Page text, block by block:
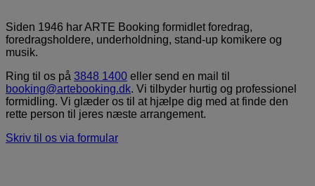
Siden 1946 har ARTE Booking formidlet foredrag,
foredragsholdere, underholdning, stand-up komikere og
musik.
Ring til os på 3848 1400 eller send en mail til
booking@artebooking.dk. Vi tilbyder hurtig og professionel
formidling. Vi glæder os til at hjælpe dig med at finde den
rette person til jeres næste arrangement.
Skriv til os via formular